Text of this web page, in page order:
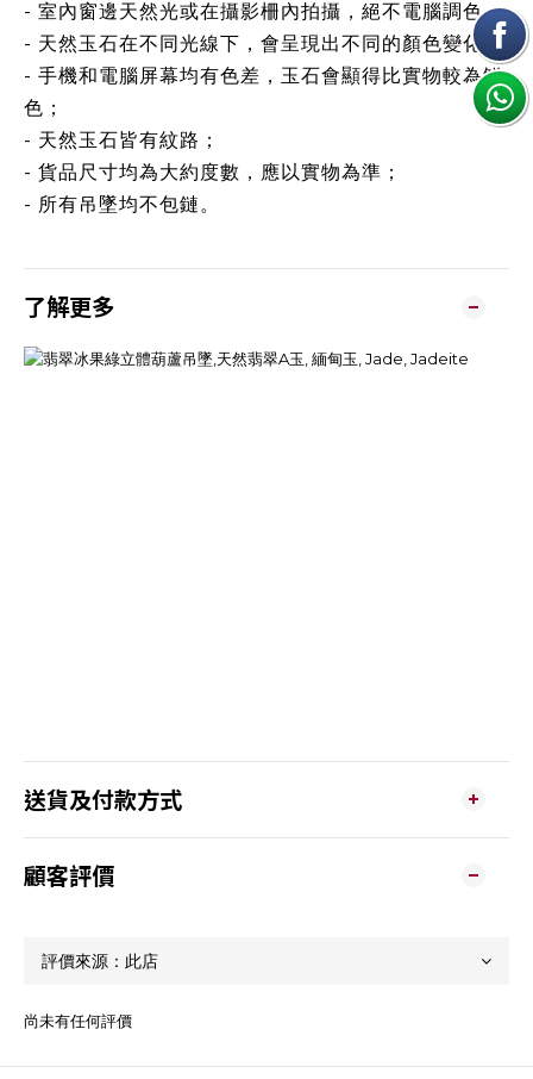
- 室內窗邊天然光或在攝影柵內拍攝，絕不電腦調色；
- 天然玉石在不同光線下，會呈現出不同的顏色變化；
- 手機和電腦屏幕均有色差，玉石會顯得比實物較為鮮
色；
- 天然玉石皆有紋路；
- 貨品尺寸均為大約度數，應以實物為準；
- 所有吊墜均不包鏈。
了解更多
送貨及付款方式
顧客評價
尚未有任何評價